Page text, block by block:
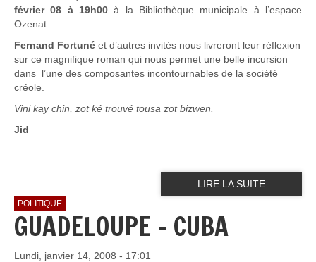
février 08 à 19h00 à la Bibliothèque municipale à l’espace
Ozenat.
Fernand Fortuné et d’autres invités nous livreront leur réflexion
sur ce magnifique roman qui nous permet une belle incursion
dans l’une des composantes incontournables de la société
créole.
Vini kay chin, zot ké trouvé tousa zot bizwen.
Jid
LIRE LA SUITE
POLITIQUE
GUADELOUPE - CUBA
Lundi, janvier 14, 2008 - 17:01